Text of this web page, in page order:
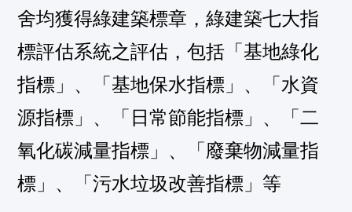
舍均獲得綠建築標章，綠建築七大指
標評估系統之評估，包括「基地綠化
指標」、「基地保水指標」、「水資
源指標」、「日常節能指標」、「二
氧化碳減量指標」、「廢棄物減量指
標」、「污水垃圾改善指標」等